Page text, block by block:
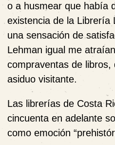
o a husmear que había
existencia de la Librería
una sensación de
Lehman igual me
compraventas de libros,
asiduo visitante.
Las librerías de Costa
cincuenta en adelante
como emoción